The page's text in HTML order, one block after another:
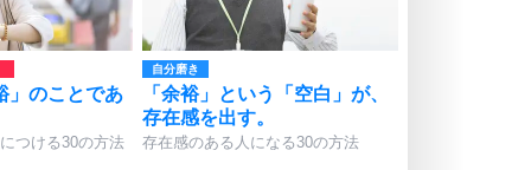
」のことであ
つける30の方法
自分磨き
「余裕」という「空白」が、
存在感を出す。
存在感のある人になる30の方法